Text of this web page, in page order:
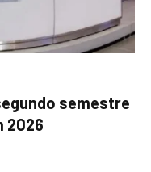
semestre
2026